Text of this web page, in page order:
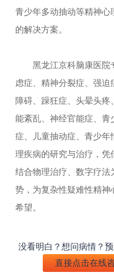
青少年多动抽动等精神
的解决方案。
黑龙江京科脑康医院
虑症、精神分裂症、强
障碍、躁狂症、头晕头
能紊乱、神经官能症、
症、儿童抽动症、青少
理疾病的研究与治疗，凭
结合物理治疗、数字疗
势，为复杂性疑难性精神
希望。
没看明白？想问病情？
直接点击在线